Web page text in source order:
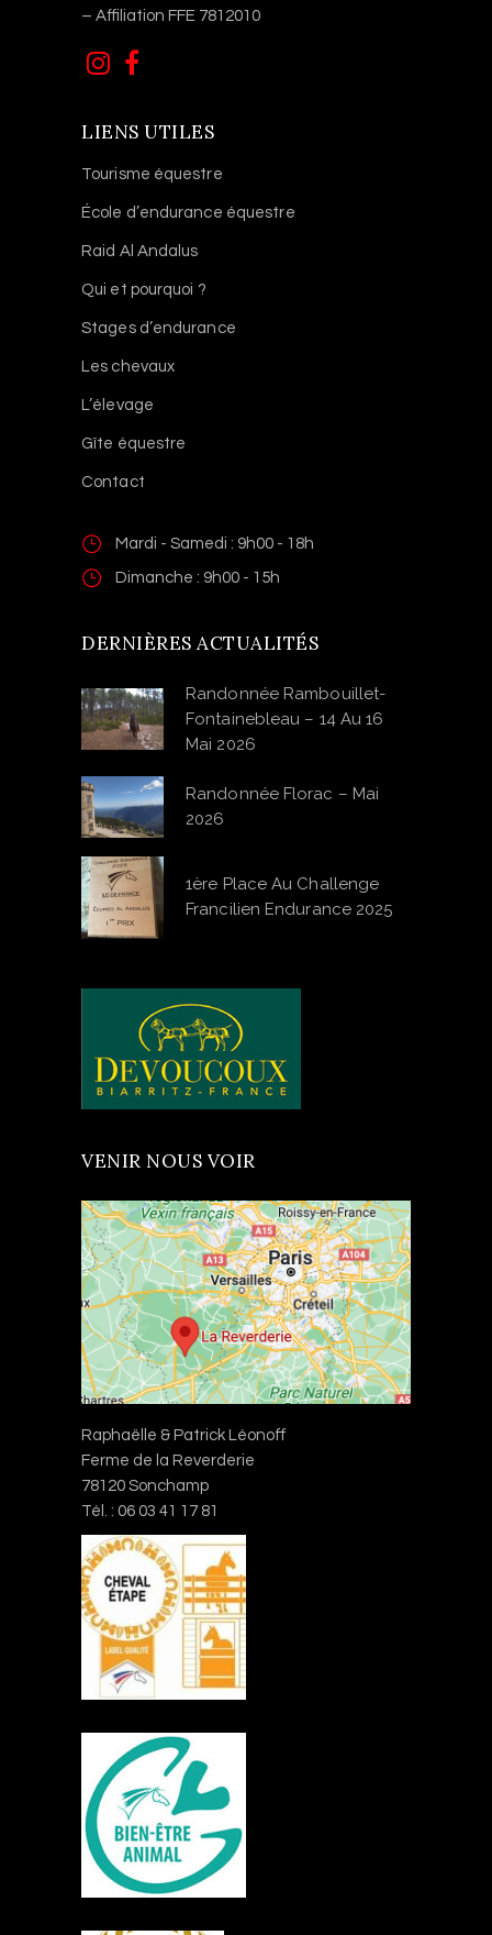
– Affiliation FFE 7812010
LIENS UTILES
Tourisme équestre
École d’endurance équestre
Raid Al Andalus
Qui et pourquoi ?
Stages d’endurance
Les chevaux
L’élevage
Gîte équestre
Contact
Mardi - Samedi : 9h00 - 18h
Dimanche : 9h00 - 15h
DERNIÈRES ACTUALITÉS
Randonnée Rambouillet-
Fontainebleau – 14 Au 16
Mai 2026
Randonnée Florac – Mai
2026
1ère Place Au Challenge
Francilien Endurance 2025
VENIR NOUS VOIR
Raphaëlle & Patrick Léonoff
Ferme de la Reverderie
78120 Sonchamp
Tél. : 06 03 41 17 81